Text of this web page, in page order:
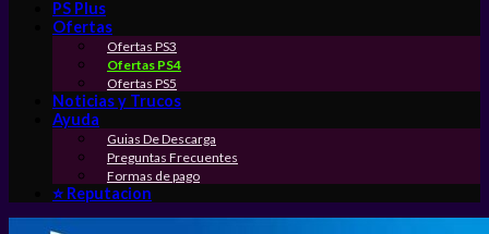
PS Plus
Ofertas
Ofertas PS3
Ofertas PS4
Ofertas PS5
Noticias y Trucos
Ayuda
Guias De Descarga
Preguntas Frecuentes
Formas de pago
⭐ Reputacion